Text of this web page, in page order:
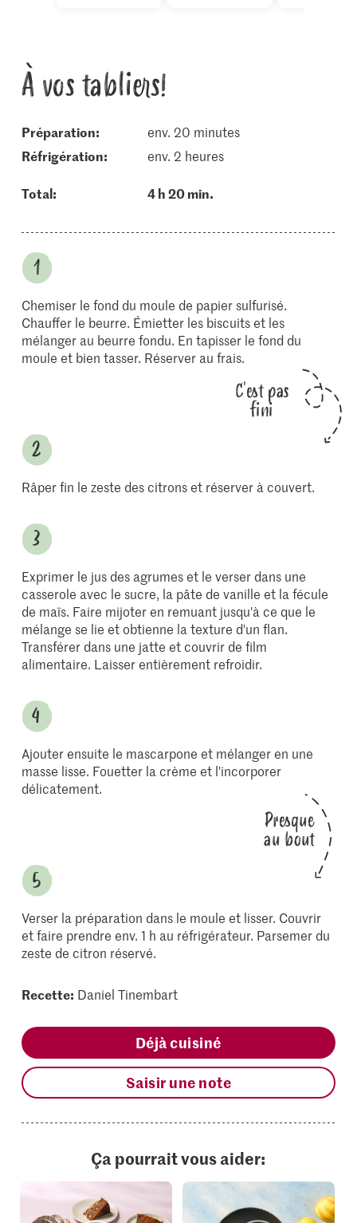
À vos tabliers!
Préparation:
env. 20 minutes
réfrigération:
env. 2 heures
Total: 4 h 20 min.
Chemiser le fond du moule de papier sulfurisé.
Chauffer le beurre. Émietter les biscuits et les
mélanger au beurre fondu. En tapisser le fond du
moule et bien tasser. Réserver au frais.
C'est pas
fini
Râper fin le zeste des citrons et réserver à couvert.
Exprimer le jus des agrumes et le verser dans une
casserole avec le sucre, la pâte de vanille et la fécule
de maïs. Faire mijoter en remuant jusqu'à ce que le
mélange se lie et obtienne la texture d'un flan.
Transférer dans une jatte et couvrir de film
alimentaire. Laisser entièrement refroidir.
Ajouter ensuite le mascarpone et mélanger en une
masse lisse. Fouetter la crème et l'incorporer
délicatement.
Presque
au bout
Verser la préparation dans le moule et lisser. Couvrir
et faire prendre env. 1 h au réfrigérateur. Parsemer du
zeste de citron réservé.
Recette: Daniel Tinembart
Déjà cuisiné
Saisir une note
Ça pourrait vous aider: